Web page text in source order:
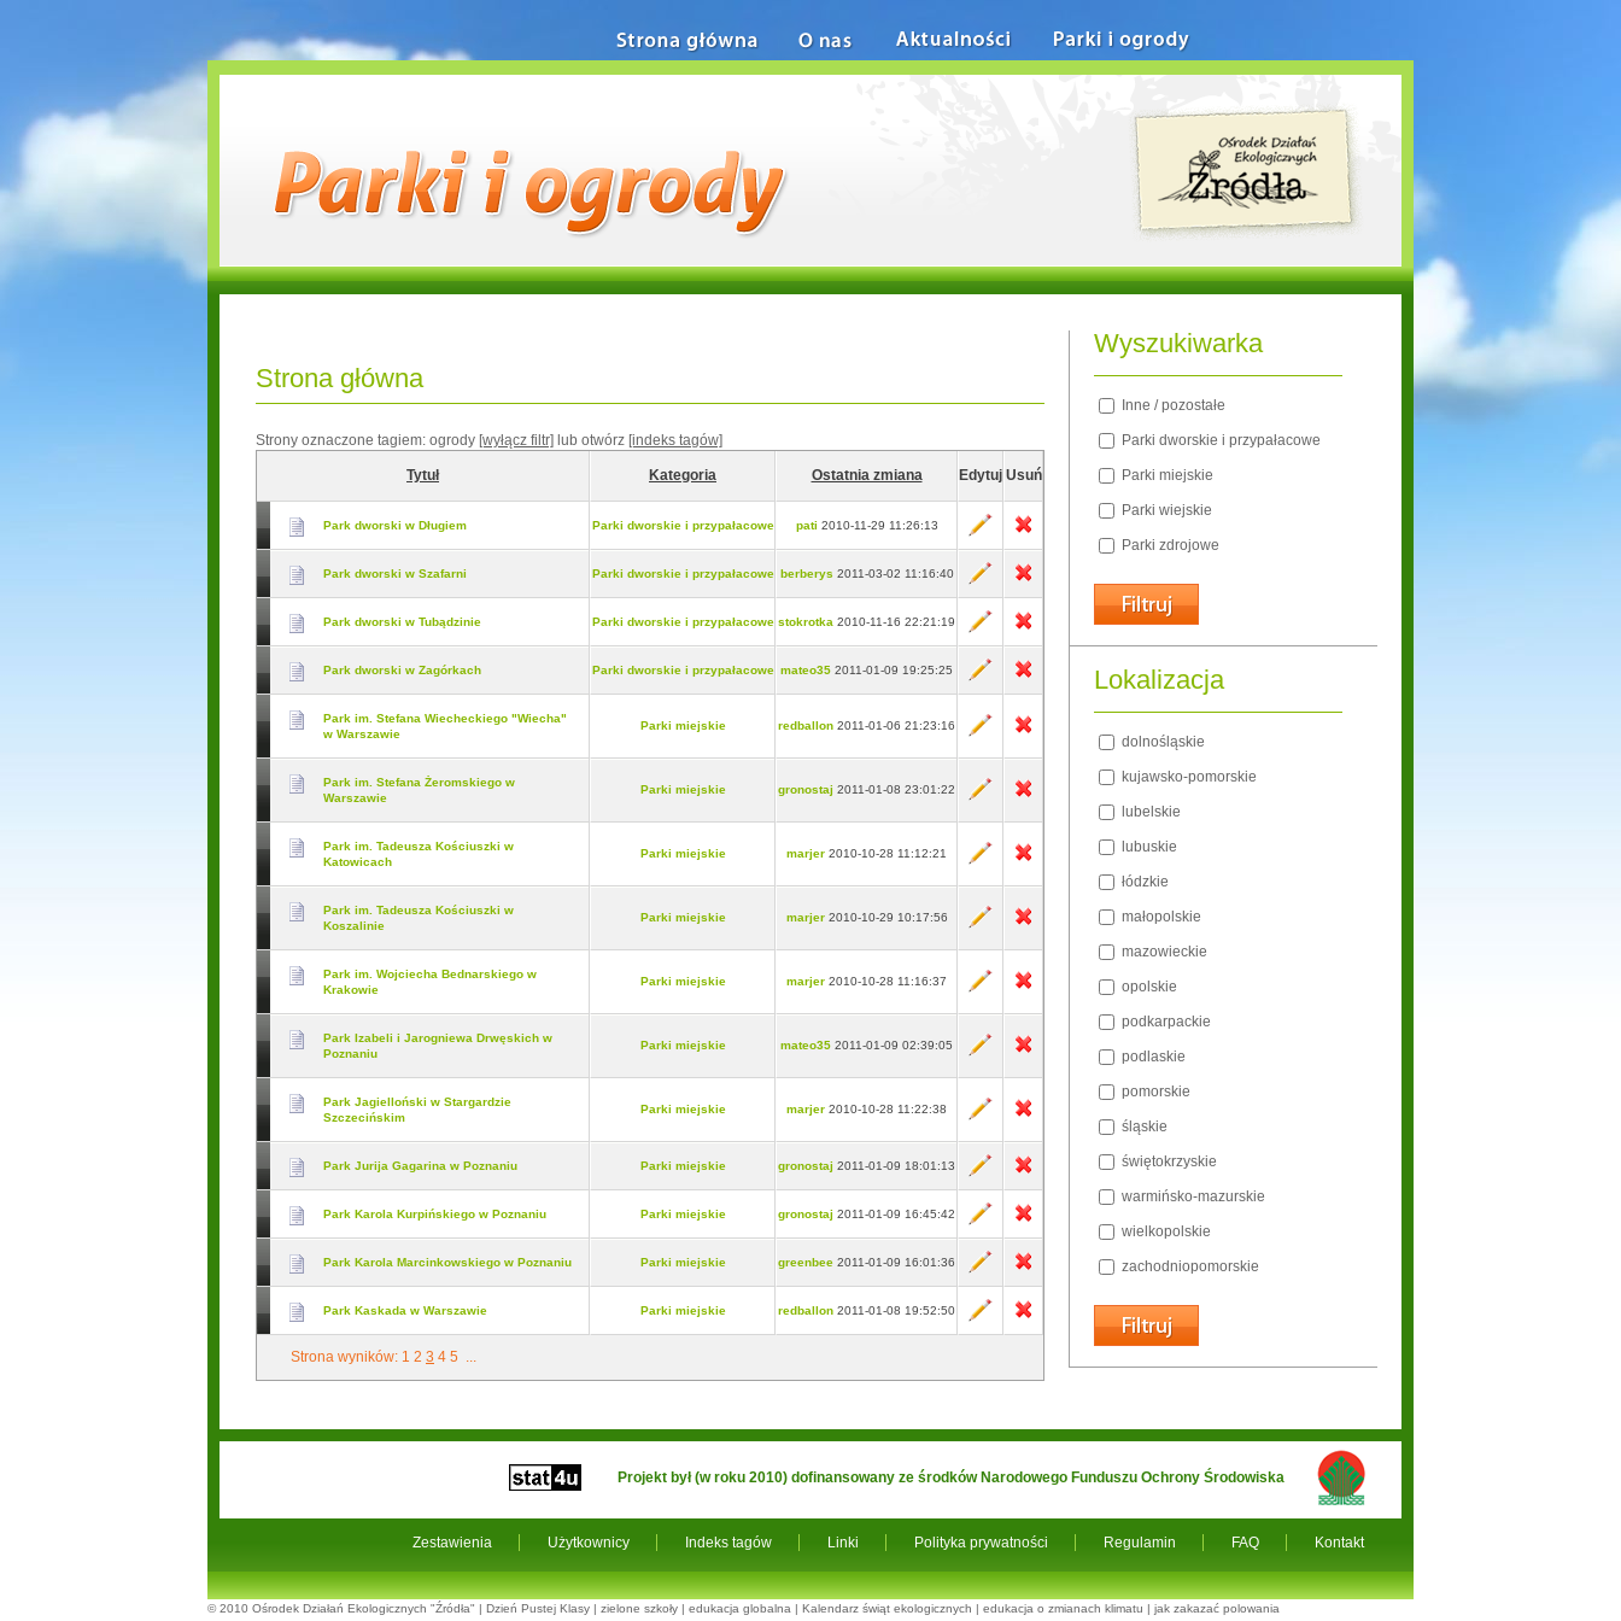
Strona główna
Strony oznaczone tagiem: ogrody [wyłącz filtr] lub otwórz [indeks tagów]
Tytuł Kategoria Ostatnia zmiana Edytuj Usuń
Park dworski w Długiem Parki dworskie i przypałacowe pati 2010-11-29 11:26:13
Park dworski w Szafarni Parki dworskie i przypałacowe berberys 2011-03-02 11:16:40
Park dworski w Tubądzinie Parki dworskie i przypałacowe stokrotka 2010-11-16 22:21:19
Park dworski w Zagórkach Parki dworskie i przypałacowe mateo35 2011-01-09 19:25:25
Park im. Stefana Wiecheckiego "Wiecha"
w Warszawie
Parki miejskie redballon 2011-01-06 21:23:16
Park im. Stefana Żeromskiego w
Warszawie
Parki miejskie gronostaj 2011-01-08 23:01:22
Park im. Tadeusza Kościuszki w
Katowicach
Parki miejskie marjer 2010-10-28 11:12:21
Park im. Tadeusza Kościuszki w
Koszalinie
Parki miejskie marjer 2010-10-29 10:17:56
Park im. Wojciecha Bednarskiego w
Krakowie
Parki miejskie marjer 2010-10-28 11:16:37
Park Izabeli i Jarogniewa Drwęskich w
Poznaniu
Parki miejskie mateo35 2011-01-09 02:39:05
Park Jagielloński w Stargardzie
Szczecińskim
Parki miejskie marjer 2010-10-28 11:22:38
Park Jurija Gagarina w Poznaniu Parki miejskie gronostaj 2011-01-09 18:01:13
Park Karola Kurpińskiego w Poznaniu Parki miejskie gronostaj 2011-01-09 16:45:42
Park Karola Marcinkowskiego w Poznaniu Parki miejskie greenbee 2011-01-09 16:01:36
Park Kaskada w Warszawie Parki miejskie redballon 2011-01-08 19:52:50
Strona wyników: 1 2 3 4 5 ...
Wyszukiwarka
Inne / pozostałe
Parki dworskie i przypałacowe
Parki miejskie
Parki wiejskie
Parki zdrojowe
Lokalizacja
dolnośląskie
kujawsko-pomorskie
lubelskie
lubuskie
łódzkie
małopolskie
mazowieckie
opolskie
podkarpackie
podlaskie
pomorskie
śląskie
świętokrzyskie
warmińsko-mazurskie
wielkopolskie
zachodniopomorskie
Strona główna O nas Aktualności Parki i ogrody
Zestawienia Użytkownicy Indeks tagów Linki Polityka prywatności Regulamin FAQ Kontakt
Projekt był (w roku 2010) dofinansowany ze środków Narodowego Funduszu Ochrony Środowiska
© 2010 Ośrodek Działań Ekologicznych "Źródła" | Dzień Pustej Klasy | zielone szkoły | edukacja globalna | Kalendarz świąt ekologicznych | edukacja o zmianach klimatu | jak zakazać polowania